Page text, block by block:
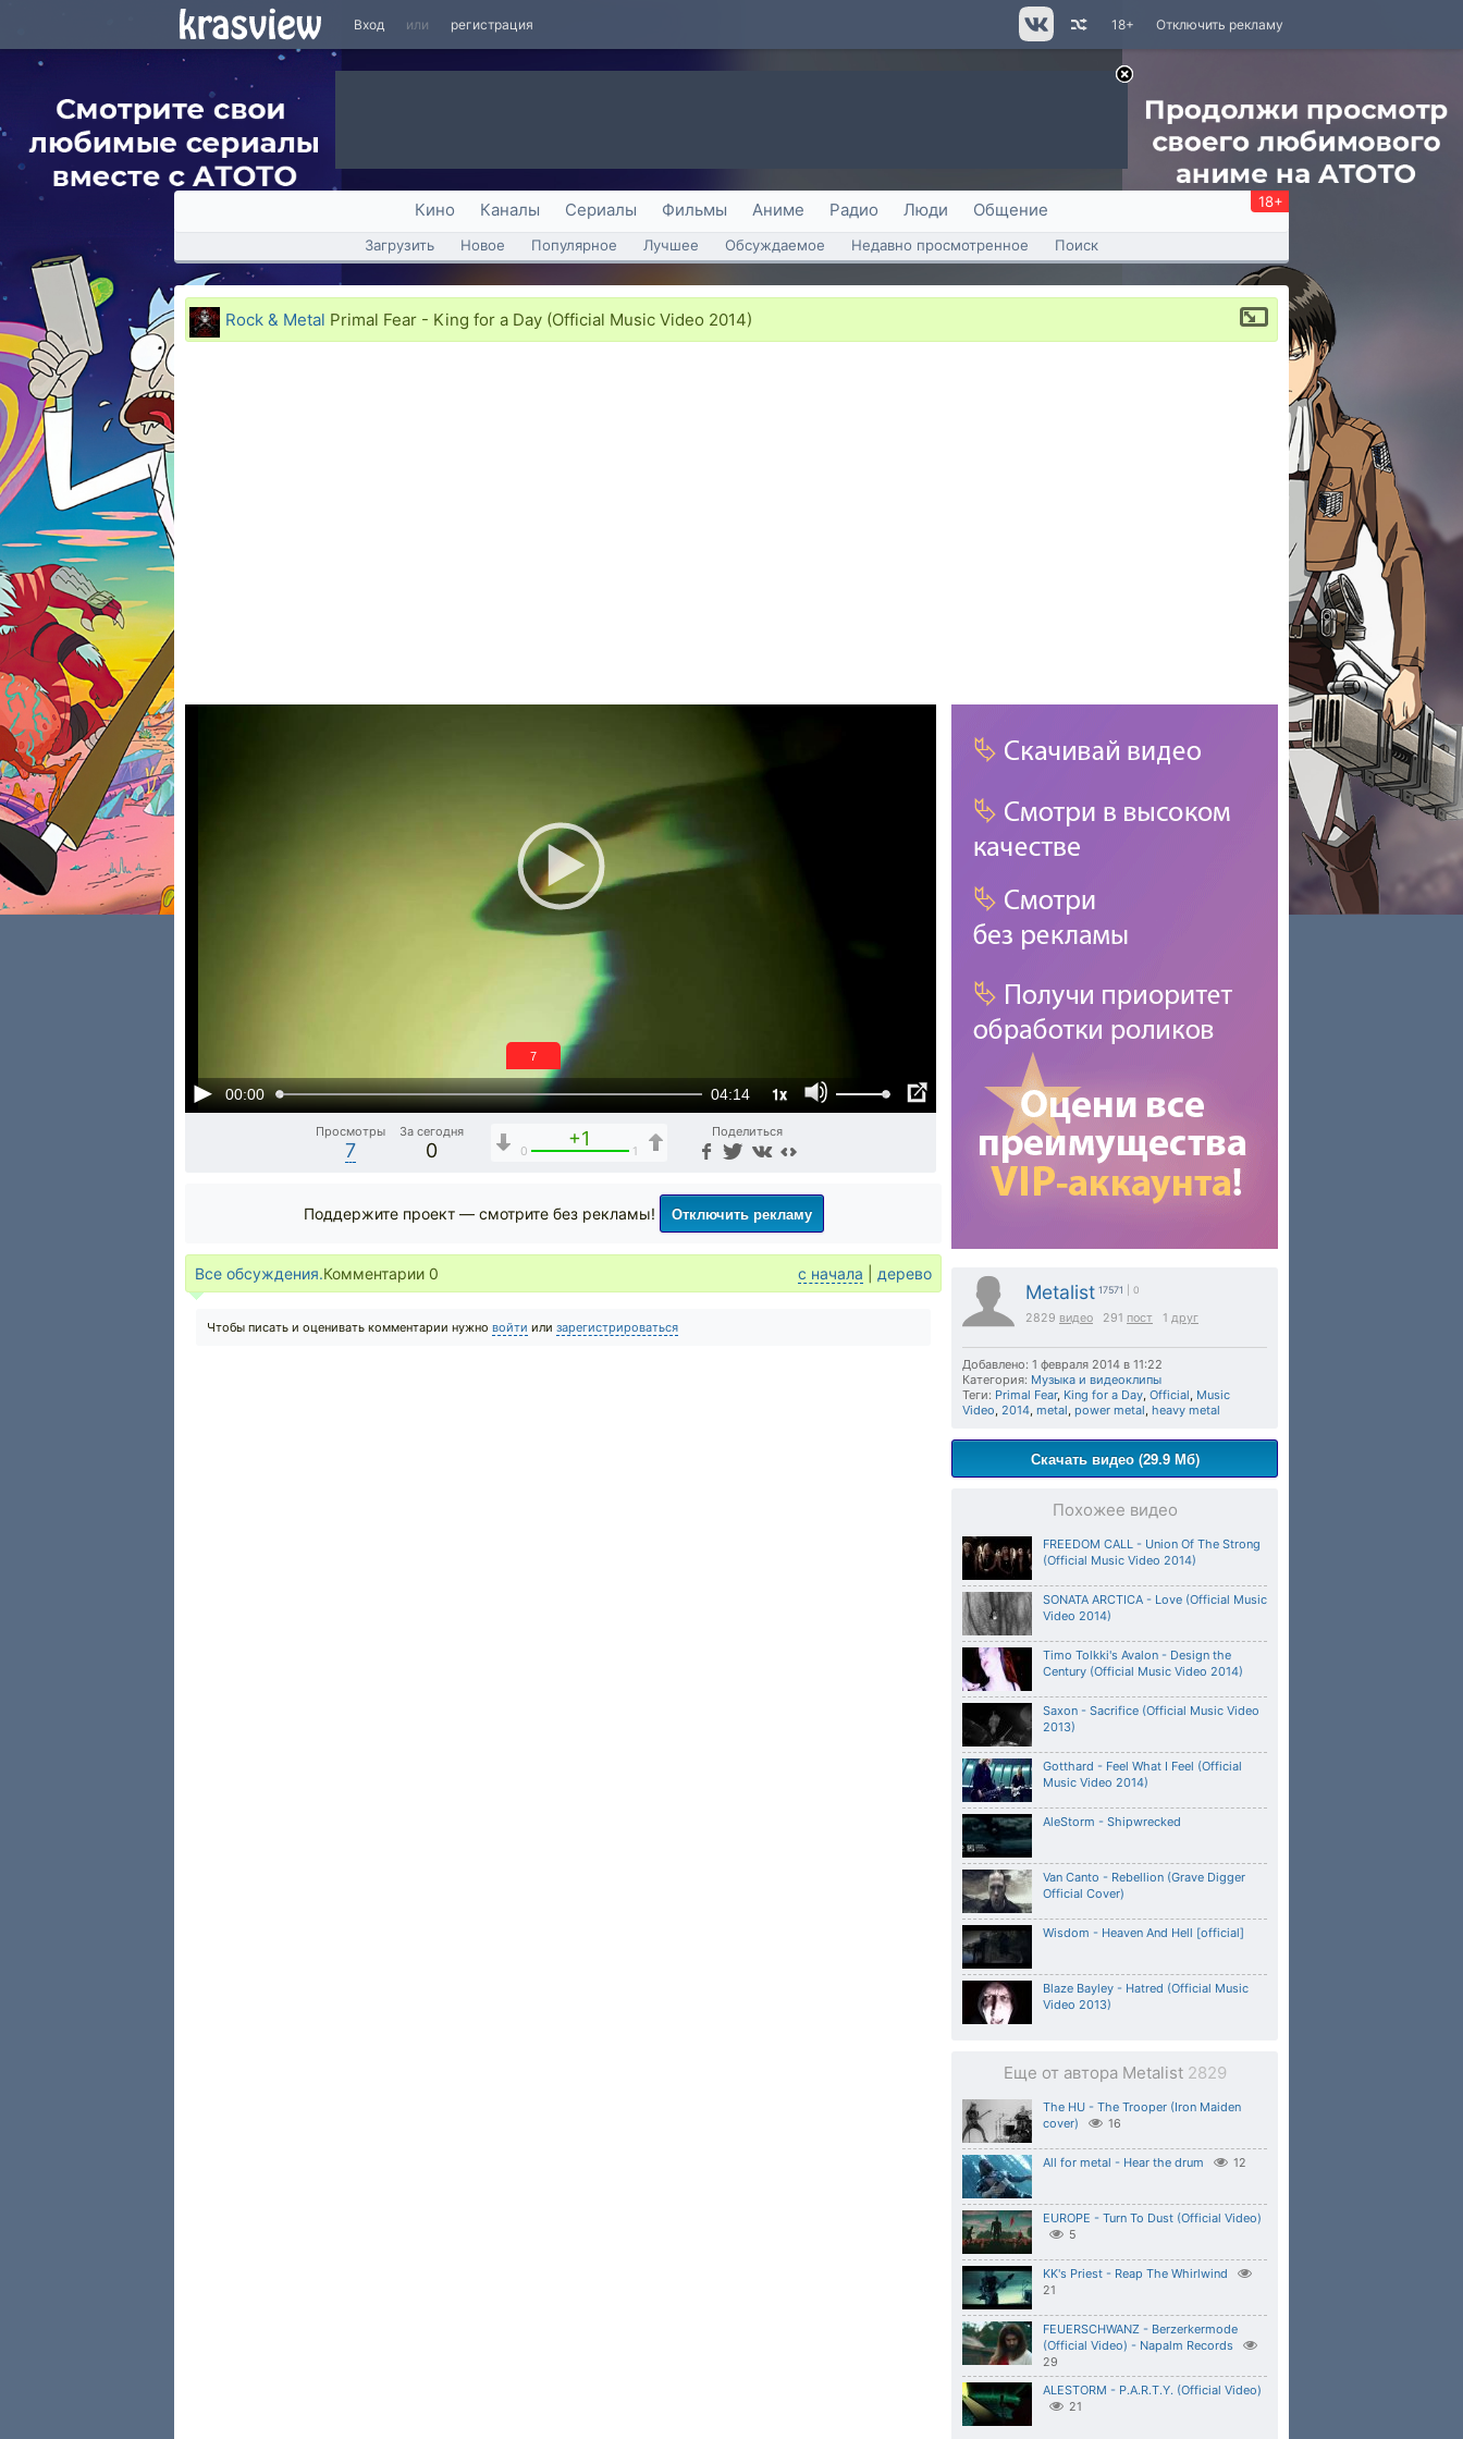
Вход или регистрация Отключить рекламу
18+
Кино Каналы Сериалы Фильмы Аниме Радио Люди Общение 18+
Загрузить Новое Популярное Лучшее Обсуждаемое Недавно просмотренное Поиск
Rock & Metal Primal Fear - King for a Day (Official Music Video 2014)
00:00 04:14 1x
6
Просмотры
7
За сегодня
0
+1
0 1
Поделиться
Metalist 17571 | 0
2829 видео 291 пост 1 друг
Добавлено: 1 февраля 2014 в 11:22
Категория: Музыка и видеоклипы
Теги: Primal Fear, King for a Day, Official, Music
Video, 2014, metal, power metal, heavy metal
Скачать видео (29.9 Мб)
Похожее видео
FREEDOM CALL - Union Of The Strong
(Official Music Video 2014)
SONATA ARCTICA - Love (Official Music
Video 2014)
Timo Tolkki's Avalon - Design the
Century (Official Music Video 2014)
Saxon - Sacrifice (Official Music Video
2013)
Gotthard - Feel What I Feel (Official
Music Video 2014)
AleStorm - Shipwrecked
Van Canto - Rebellion (Grave Digger
Official Cover)
Wisdom - Heaven And Hell [official]
Blaze Bayley - Hatred (Official Music
Video 2013)
Еще от автора Metalist 2829
The HU - The Trooper (Iron Maiden
cover)
16
All for metal - Hear the drum 12
EUROPE - Turn To Dust (Official Video)
5
KK's Priest - Reap The Whirlwind
21
FEUERSCHWANZ - Berzerkermode
(Official Video) - Napalm Records
29
ALESTORM - P.A.R.T.Y. (Official Video)
21
Поддержите проект — смотрите без рекламы! Отключить рекламу
Все обсуждения.Комментарии 0 с начала дерево
Чтобы писать и оценивать комментарии нужно войти или зарегистрироваться